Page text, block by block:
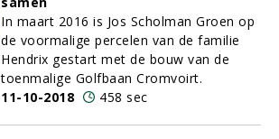
In maart 2016 is Jos Scholman Groen op
de voormalige percelen van de familie
Hendrix gestart met de bouw van de
toenmalige Golfbaan Cromvoirt.
11-10-2018
458 sec